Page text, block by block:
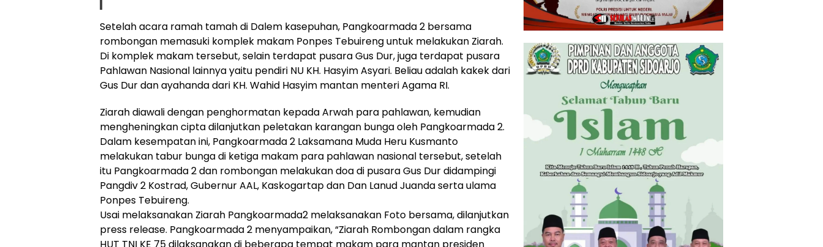
Setelah acara ramah tamah di Dalem kasepuhan, Pangkoarmada 2 bersama
rombongan memasuki komplek makam Ponpes Tebuireng untuk melakukan Ziarah.
Di komplek makam tersebut, selain terdapat pusara Gus Dur, juga terdapat pusara
Pahlawan Nasional lainnya yaitu pendiri NU KH. Hasyim Asyari. Beliau adalah kakek dari
Gus Dur dan ayahanda dari KH. Wahid Hasyim mantan menteri Agama RI.
Ziarah diawali dengan penghormatan kepada Arwah para pahlawan, kemudian
mengheningkan cipta dilanjutkan peletakan karangan bunga oleh Pangkoarmada 2.
Dalam kesempatan ini, Pangkoarmada 2 Laksamana Muda Heru Kusmanto
melakukan tabur bunga di ketiga makam para pahlawan nasional tersebut, setelah
itu Pangkoarmada 2 dan rombongan melakukan doa di pusara Gus Dur didampingi
Pangdiv 2 Kostrad, Gubernur AAL, Kaskogartap dan Dan Lanud Juanda serta ulama
Ponpes Tebuireng.
Usai melaksanakan Ziarah Pangkoarmada2 melaksanakan Foto bersama, dilanjutkan
press release. Pangkoarmada 2 menyampaikan, “Ziarah Rombongan dalam rangka